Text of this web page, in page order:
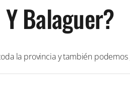
Balaguer?
la provincia y también